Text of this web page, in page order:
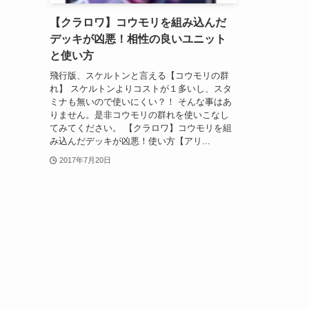
【クラロワ】コウモリを組み込んだ
デッキが凶悪！相性の良いユニット
と使い方
飛行版、スケルトンと言える【コウモリの群
れ】 スケルトンよりコストが１多いし、スタ
ミナも無いので使いにくい？！ そんな事はあ
りません。是非コウモリの群れを使いこなし
てみてください。 【クラロワ】コウモリを組
み込んだデッキが凶悪！使い方【アリ...
2017年7月20日